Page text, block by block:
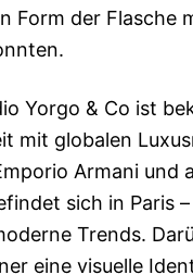
Form der Flasche
Yorgo & Co ist
mit globalen
Armani und
sich in Paris
Trends.
eine visuelle